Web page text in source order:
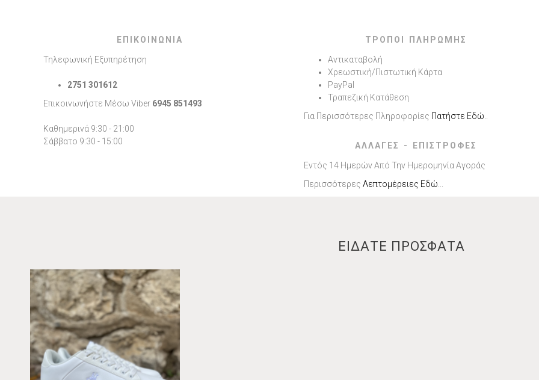
ΕΠΙΚΟΙΝΩΝΙΑ
Τηλεφωνική Εξυπηρέτηση
2751 301612
Επικοινωνήστε Μέσω Viber 6945 851493
Καθημερινά 9:30 - 21:00
Σάββατο 9:30 - 15:00
ΤΡΟΠΟΙ ΠΛΗΡΩΜΗΣ
Αντικαταβολή
Χρεωστική/Πιστωτική Κάρτα
PayPal
Τραπεζική Κατάθεση
Για Περισσότερες Πληροφορίες Πατήστε Εδώ
ΑΛΛΑΓΕΣ - ΕΠΙΣΤΡΟΦΕΣ
Εντός 14 Ημερών Από Την Ημερομηνία Αγοράς
ΠερισσότερεςΛεπτομέρειες Εδώ
ΕΙΔΑΤΕ ΠΡΟΣΦΑΤΑ